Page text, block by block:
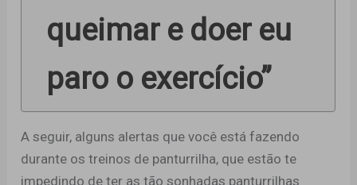
queimar e doer eu
paro o exercício”
A seguir, alguns alertas que você está fazendo
durante os treinos de panturrilha, que estão te
impedindo de ter as tão sonhadas panturrilhas